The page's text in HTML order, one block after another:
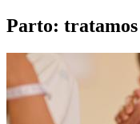
Parto: